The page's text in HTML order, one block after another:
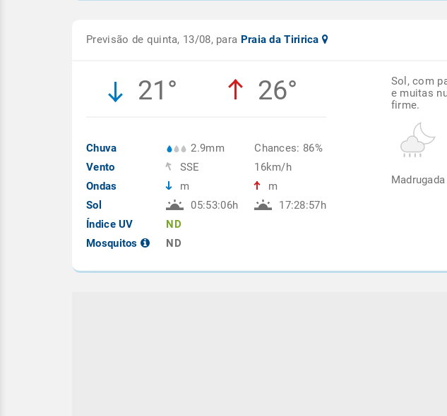
Previsão de quinta, 13/08, para Praia da Tiririca
21° 26°
Chuva
Vento
Ondas
Sol
Índice UV
Mosquitos
2.9mm
SSE
m
05:53:06h
ND
ND
Chances: 86%
16km/h
m
17:28:57h
Sol, com
e muitas
firme.
Madrugada